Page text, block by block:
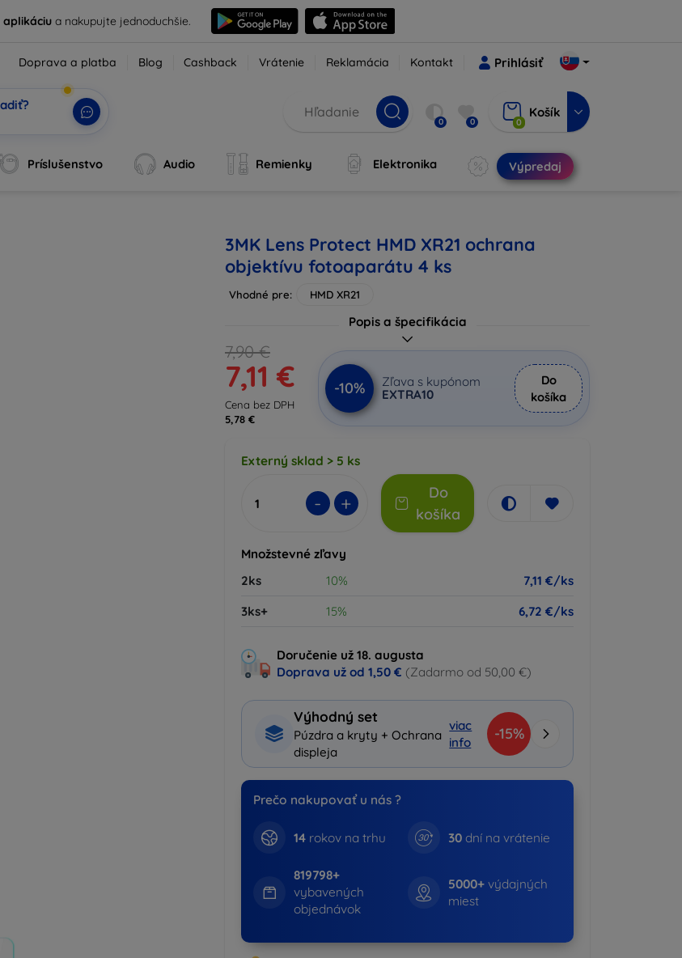
aplikáciua nakupujte jednoduchšie.
Doprava a platba Blog Cashback Vrátenie Reklamácia Kontakt Prihlásiť
0 0 0
Košík
Príslušenstvo Audio Remienky Elektronika Výpredaj
3MK Lens Protect HMD XR21 ochrana
objektívu fotoaparátu 4 ks
Vhodné pre: HMD XR21
Popis a špecifikácia
7,90 €
7,11 €
Cena bez DPH
5,78 €
-10%
Zľava s kupónom
EXTRA10
Do
košíka
Externý sklad > 5 ks
- +
Do
košíka
Množstevné zľavy
2ks
10%
7,11 €/ks
3ks+
15% 6,72 €/ks
Doručenie už 18. augusta
Doprava už od 1,50 € (Zadarmo od 50,00 €)
Výhodný set
Púzdra a kryty + Ochrana
displeja
viac
info
-15%
Prečo nakupovať u nás ?
14rokov na trhu 30dní na vrátenie
819798+
vybavených
objednávok
5000+výdajných
miest